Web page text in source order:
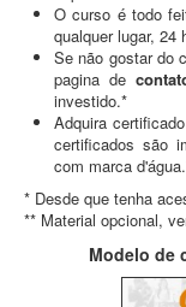
O curso é todo
qualquer lugar, 24
Se não gostar do
pagina de
investido.*
Adquira
certificados são
com marca
* Desde que tenha
** Material opcional,
Modelo de